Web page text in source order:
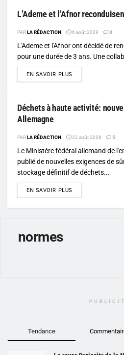
L’Ademe et l’Afnor
PARLA RÉDACTION 6 août 2009 0
L'Ademe et l'Afnor ont décidé de
pour une durée de 3 ans. Une
EN SAVOIR PLUS
Déchets à haute activité:
Allemagne
PARLA RÉDACTION 22 août 2008 5
Le Ministère fédéral allemand de
publié de nouvelles exigences de
stockage définitif de déchets...
EN SAVOIR PLUS
normes
Tendance